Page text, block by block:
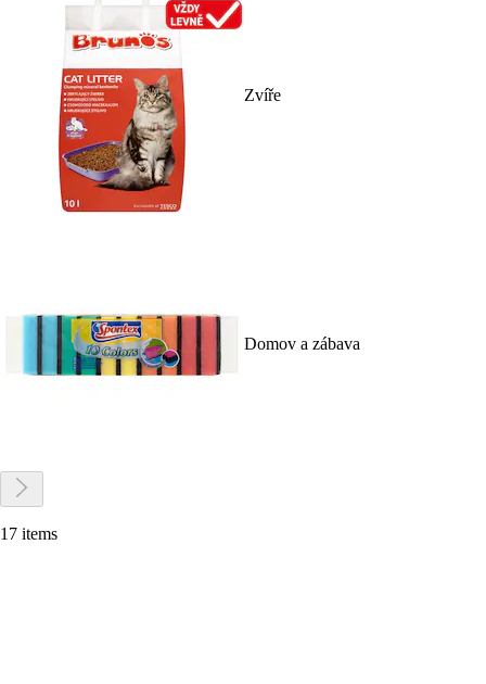
Zvíře
Domov a zábava
17 items